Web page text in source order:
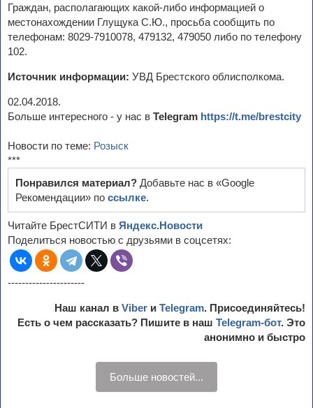
Граждан, располагающих какой-либо информацией о
местонахождении Глущука С.Ю., просьба сообщить по
телефонам: 8029-7910078, 479132, 479050 либо по телефону
102.
Источник информации: УВД Брестского облисполкома.
02.04.2018.
Больше интересного - у нас в Telegram https://t.me/brestcity
Новости по теме: Розыск
***
Понравился материал? Добавьте нас в «Google
Рекомендации» по ссылке.
Читайте БрестСИТИ в Яндекс.Новости
Поделиться новостью с друзьями в соцсетях:
----------------------
Наш канал в Viber и Telegram. Присоединяйтесь!
Есть о чем рассказать? Пишите в наш Telegram-бот. Это
анонимно и быстро
Больше новостей...